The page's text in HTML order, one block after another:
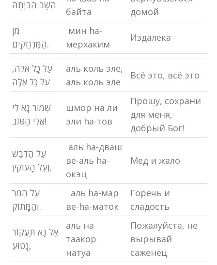
הַשָּׁב הַבַּיְתָה
байта
домой
מִן
הַמֶּרְחַקִּים.
мин hа-
мерхаким
Издалека
עַל כָּל אֵלֶּה,
עַל כָּל אֵלֶּה
аль коль эле,
аль коль эле
Всё это, всё это
שְׁמוֹר נָא לִי
אֵלִי הַטּוֹב!
шмор на ли
эли hа-тов
Прошу, сохрани
для меня,
добрый Бог!
עַל הַדְּבַשׁ
וְעַל הָעוֹקֶץ,
аль hа-дваш
ве-аль hа-
окэц
Мед и жало
עַל הַמַּר
וְהַמָּתוֹק.
аль hа-мар
ве-hа-маток
Горечь и
сладость
אַל נָא תַּעֲקוֹר
נָטוּעַ,
аль на
таакор
натуа
Пожалуйста, не
вырывай
саженец